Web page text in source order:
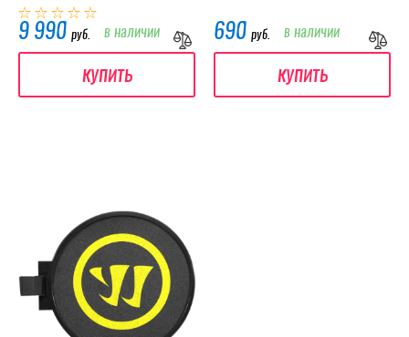
9 990 руб. в наличии
купить
690 руб. в наличии
купить